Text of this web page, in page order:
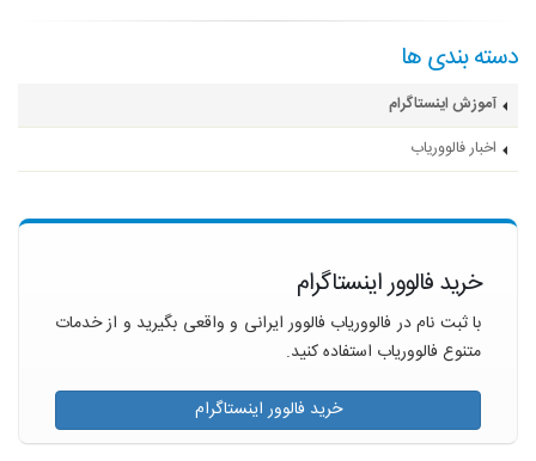
دسته بندی ها
آموزش اینستاگرام
اخبار فالووریاب
خرید فالوور اینستاگرام
با ثبت نام در فالووریاب فالوور ایرانی و واقعی بگیرید و از خدمات
متنوع فالووریاب استفاده کنید.
خرید فالوور اینستاگرام